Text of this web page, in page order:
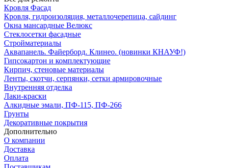
Кровля Фасад
Кровля, гидроизоляция, металлочерепица, сайдинг
Окна мансардные Велюкс
Стеклосетки фасадные
Стройматериалы
Аквапанель. Файерборд. Клинео. (новинки КНАУФ!)
Гипсокартон и комплектующие
Кирпич, стеновые материалы
Ленты, скотчи, серпянки, сетки армировочные
Внутренняя отделка
Лаки-краски
Алкидные эмали, ПФ-115, ПФ-266
Грунты
Декоративные покрытия
Дополнительно
О компании
Доставка
Оплата